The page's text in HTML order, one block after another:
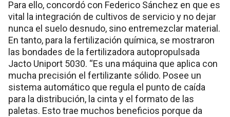
Para ello, concordó con Federico Sánchez en que es
vital la integración de cultivos de servicio y no dejar
nunca el suelo desnudo, sino entremezclar material.
En tanto, para la fertilización química, se mostraron
las bondades de la fertilizadora autopropulsada
Jacto Uniport 5030. “Es una máquina que aplica con
mucha precisión el fertilizante sólido. Posee un
sistema automático que regula el punto de caída
para la distribución, la cinta y el formato de las
paletas. Esto trae muchos beneficios porque da